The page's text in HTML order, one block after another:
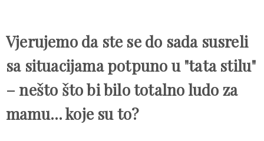
Vjerujemo da ste se do sada susreli
sa situacijama potpuno u "tata stilu"
– nešto što bi bilo totalno ludo za
mamu… koje su to?